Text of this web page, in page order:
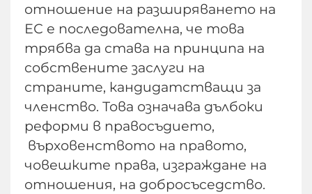
отношение на разширяването на
ЕС е последователна, че това
трябва да става на принципа на
собствените заслуги на
страните, кандидатстващи за
членство. Това означава дълбоки
реформи в правосъдието,
върховенството на правото,
човешките права, изграждане на
отношения, на добросъседство.